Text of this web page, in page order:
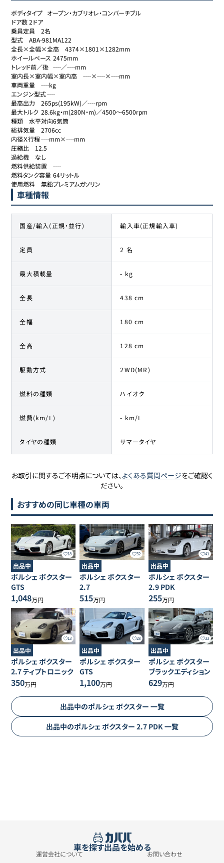
ボディタイプ	オープン・カブリオレ・コンバーチブル
ドア数	2ドア
乗員定員	2名
型式	ABA-981MA122
全長×全幅×全高	4374×1801×1282mm
ホイールベース	2475mm
トレッド前／後	----／----mm
室内長×室内幅×室内高	----×----×----mm
車両重量	----kg
エンジン型式	----
最高出力	265ps(195kW)／----rpm
最大トルク	28.6kg・m(280N・m)／4500～6500rpm
種類	水平対向6気筒
総排気量	2706cc
内径Ｘ行程	----mm×----mm
圧縮比	12.5
過給機	なし
燃料供給装置	----
燃料タンク容量	64リットル
使用燃料	無鉛プレミアムガソリン
車種情報
国産/輸入(正規・並行) 輸入車(正規輸入車)
定員 2 名
最大積載量 - kg
全長 438 cm
全幅 180 cm
全高 128 cm
駆動方式 2WD(MR)
燃料の種類 ハイオク
燃費(km/L) - km/L
タイヤの種類 サマータイヤ
お取引に関するご不明点については、よくある質問ページをご確認く
ださい。
おすすめの同じ車種の車両
18
出品中
ポルシェ ボクスター
GTS
1,048万円
32
出品中
ポルシェ ボクスター
2.7
515万円
41
出品中
ポルシェ ボクスター
2.9 PDK
255万円
13
出品中
ポルシェ ボクスター
2.7 ティプトロニック
350万円
28
出品中
ポルシェ ボクスター
GTS
1,100万円
33
出品中
ポルシェ ボクスター
ブラックエディション
629万円
出品中のポルシェ ボクスター 一覧
出品中のポルシェ ボクスター 2.7 PDK 一覧
車を探す出品を始める
運営会社について お問い合わせ